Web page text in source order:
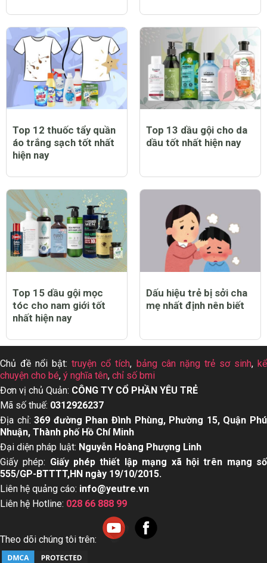
Top 12 thuốc tẩy quần
áo trắng sạch tốt nhất
hiện nay
Top 13 dầu gội cho da
dầu tốt nhất hiện nay
Top 15 dầu gội mọc
tóc cho nam giới tốt
nhất hiện nay
Dấu hiệu trẻ bị sởi cha
mẹ nhất định nên biết
Chủ đề nổi bật:truyện cổ tích, bảng cân nặng trẻ sơ sinh,kể
chuyện cho bé, ý nghĩa tên, chỉ số bmi
Đơn vị chủ Quản: CÔNG TY CỔ PHẦN YÊU TRẺ
Mã số thuế: 0312926237
Địa chỉ:369 đường Phan Đình Phùng, Phường 15, Quận Phú
Nhuận, Thành phố Hồ Chí Minh
Đại diện pháp luật: Nguyễn Hoàng Phượng Linh
Giấy phép: Giấy phép thiết lập mạng xã hội trên mạng số
555/GP-BTTTT,HN ngày 19/10/2015.
Liên hệ quảng cáo: info@yeutre.vn
Liên hệ Hotline: 028 66 888 99
Theo dõi chúng tôi trên: